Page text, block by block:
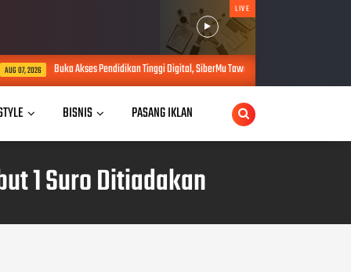
LIVE
Tinggi Digital, SiberMu Tawarkan Kuliah S1 100 Persen Daring Bebas Biaya
BISNIS PASANG IKLAN
1 Suro Ditiadakan